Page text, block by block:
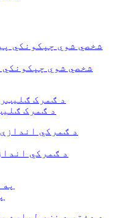
شخصي شوي
د ګمرک
د ګمرکي